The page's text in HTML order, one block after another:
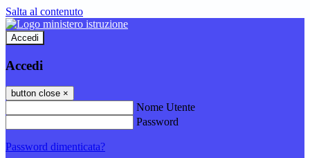
Salta al contenuto
Accedi
Accedi
button close ×
Nome Utente
Password
Password dimenticata?